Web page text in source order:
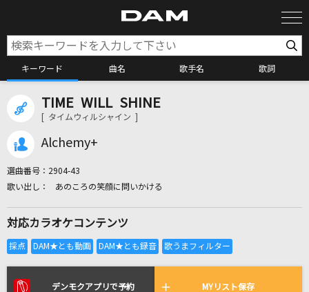
キーワード 曲名 歌手名 歌詞
カラオケ検索
全国りれき
リアルタイムで歌われている曲の一覧
TIME WILL SHINE
[ タイムウィルシャイン ]
Alchemy+
選曲番号： 2904-43
あのころの笑顔に問いかける
対応カラオケコンテンツ
デンモクアプリで予約 MYリスト保存